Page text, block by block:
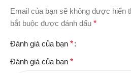
Email của bạn sẽ không được hiển
bắt buộc được đánh dấu *
Đánh giá của bạn *
Đánh giá của bạn *